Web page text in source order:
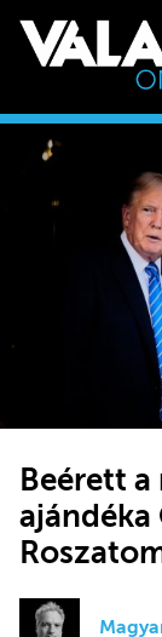
Beérett
ajándéka